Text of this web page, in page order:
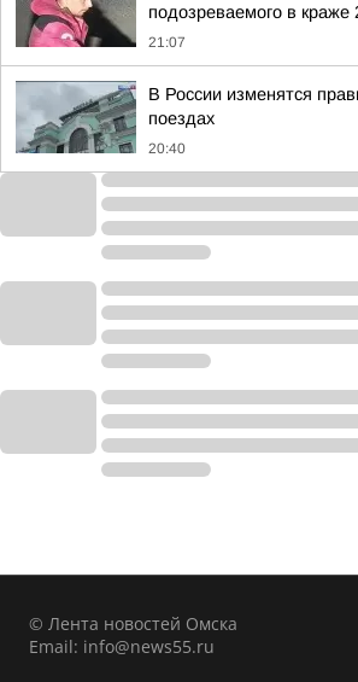
подозреваемого в краже
21:07
В России изменятся
поездах
20:40
© Лента новостей Омска
Email: info@news55.ru